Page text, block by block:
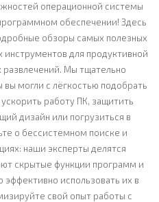
операционной системы
обеспечении! Здесь
обзоры самых полезных
для продуктивной
Мы тщательно
могли с лёгкостью подобрать
работу ПК, защитить
дизайн или погрузиться в
о бессистемном поиске и
наши эксперты делятся
скрытые функции программ и
использовать их в
свой опыт работы с